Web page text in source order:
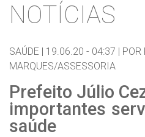
NOTÍCIAS
SAÚDE | 19.06.20 - 04:37 | POR
MARQUES/ASSESSORIA
Prefeito Júlio
importantes
saúde